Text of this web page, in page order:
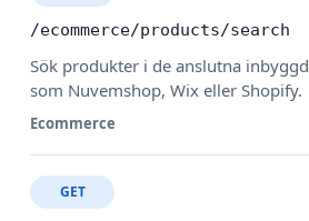
/ecommerce/products/search
Sök produkter i de anslutna
som Nuvemshop, Wix eller Shopify.
Ecommerce
GET